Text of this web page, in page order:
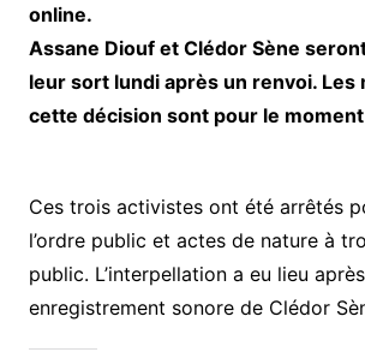
online.
Assane Diouf et Clédor Sène
leur sort lundi après un renvoi. Les
cette décision sont pour le
Ces trois activistes ont été arrêtés
l’ordre public et actes de nature à
public. L’interpellation a eu lieu après
enregistrement sonore de Clédor